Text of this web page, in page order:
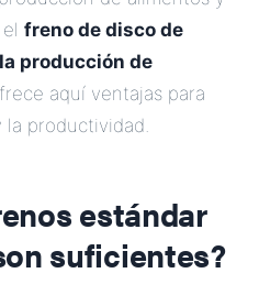
freno de disco de
producción de
aquí ventajas para
la productividad.
estándar
suficientes?